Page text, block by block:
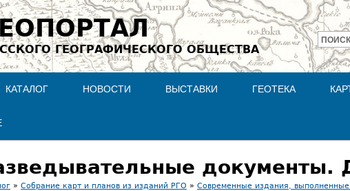
Jump to navigation
ГЕОГРАФИЧЕСКОГО ОБЩЕСТВА
ПОИСК
КАТАЛОГ НОВОСТИ ВЫСТАВКИ ГЕОТЕКА
» Собрание карт и планов из изданий РГО » Современные издания,